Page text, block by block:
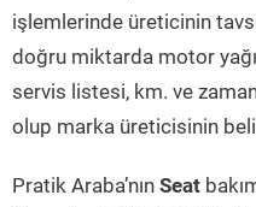
işlemlerinde üreticinin
doğru miktarda motor yağı
servis listesi, km. ve
olup marka üreticisinin
Pratik Araba’nın Seat